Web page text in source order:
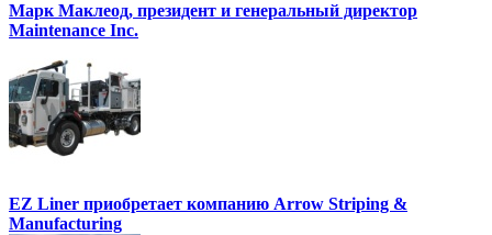
Марк Маклеод, президент и генеральный директор
Maintenance Inc.
EZ Liner приобретает компанию Arrow Striping &
Manufacturing